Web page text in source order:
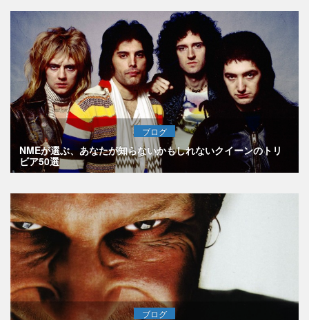
ブログ
NMEが選ぶ、あなたが知らないかもしれないクイーンのトリ
ビア50選
ブログ